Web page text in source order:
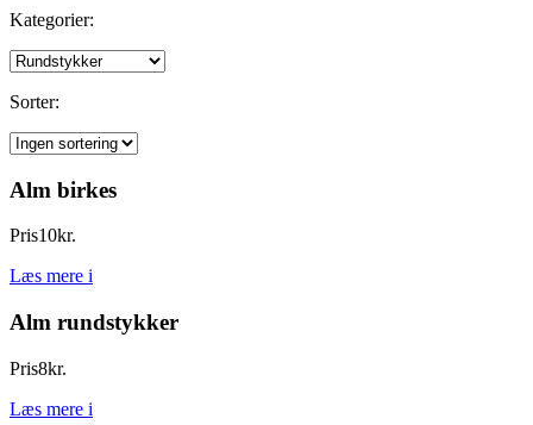
Kategorier:
Sorter:
Alm birkes
Pris10kr.
Læs mere i
Alm rundstykker
Pris8kr.
Læs mere i